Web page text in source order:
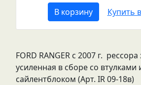
В корзину Купить
FORD RANGER с 2007 г. рессора
усиленная в сборе со втулками
сайлентблоком (Арт. IR 09-18в)